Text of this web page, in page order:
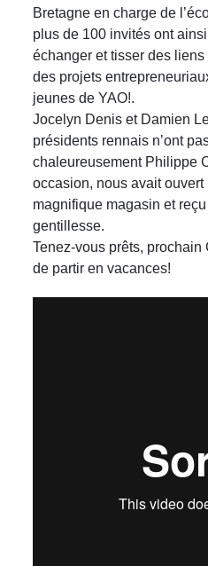
Bretagne en charge de
plus de 100 invités ont
échanger et tisser des liens
des projets
jeunes de YAO!.
Jocelyn Denis et Damien
présidents rennais n’ont
chaleureusement Philippe
occasion, nous avait ouvert
magnifique magasin et
gentillesse.
Tenez-vous prêts,
de partir en vacances!